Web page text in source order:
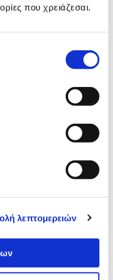
που χρειάζεσαι.
λεπτομερειών
δημοφιλή
Mattel Toy Story -
14,99€